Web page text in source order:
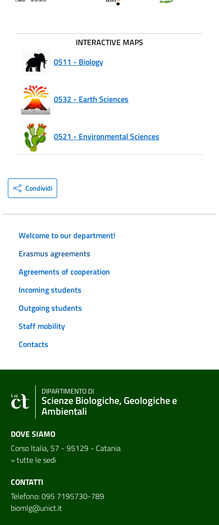
INTERACTIVE MAPS
0511 - Biology
0532 - Earth Sciences
0521 - Environmental Sciences
Condividi
Welcome to our department!
Erasmus agreements
Agreements of cooperation
Incoming students
Outgoing students
Staff mobility
Contacts
DIPARTIMENTO DI
Scienze Biologiche, Geologiche e
Ambientali
DOVE SIAMO
Corso Italia, 57 - 95129 - Catania
»tutte le sedi
CONTATTI
Telefono: 095 7195730-789
biomlg@unict.it